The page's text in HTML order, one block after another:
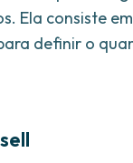
Ela consiste
definir o